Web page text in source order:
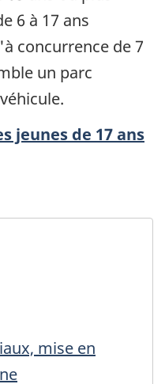
6 à 17 ans
concurrence de 7
un parc
jeunes de 17 ans
mise en